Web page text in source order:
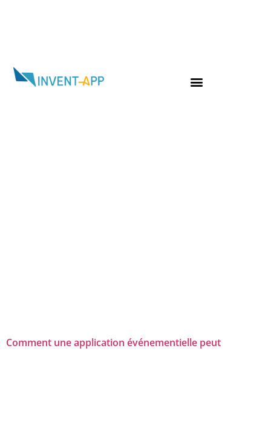
Comment une application événementielle peut